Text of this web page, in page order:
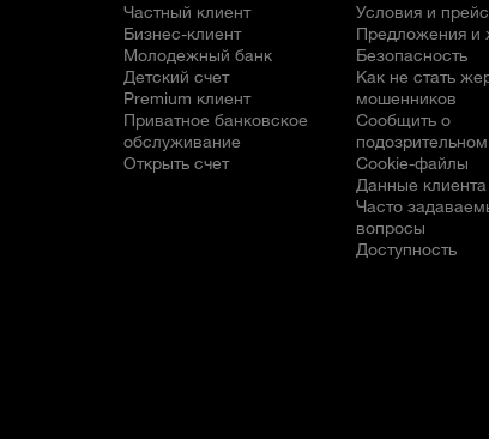
Частный клиент
Бизнес-клиент
Молодежный банк
Детский счет
Premium клиент
Приватное банковское
обслуживание
Открыть счет
Условия и
Предложения и
Безопасность
Как не стать
мошенников
Сообщить о
Cookie-файлы
Данные клиента
Часто
вопросы
Доступность